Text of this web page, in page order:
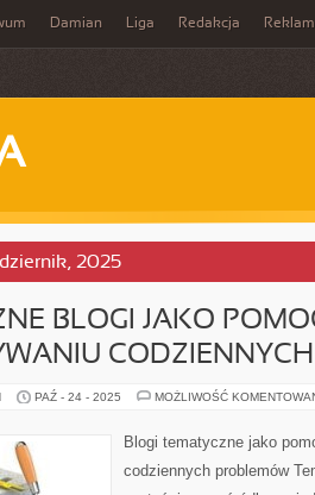
Damian Liga Redakcja
2025
BLOGI JAKO
PAŹ - 24 - 2025 MOŻLIWOŚĆ
Blogi tematyczne jako
codziennych problemów